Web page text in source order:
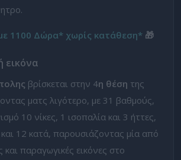
1100 Δώρα* χωρίς κατάθεση* 🎁
εικόνα
βρίσκεται στην 4η θέση της
ματς λιγότερο, με 31 βαθμούς,
10 νίκες, 1 ισοπαλία και 3 ήττες,
12 κατά, παρουσιάζοντας μία από
και παραγωγικές εικόνες στο